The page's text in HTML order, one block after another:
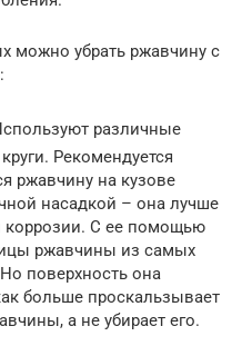
можно убрать ржавчину с
различные
Рекомендуется
ржавчину на кузове
насадкой – она лучше
коррозии. С ее помощью
ржавчины из самых
поверхность она
больше проскальзывает
а не убирает его.